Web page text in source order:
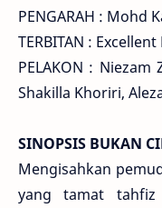
PENGARAH : Mohd
TERBITAN :
PELAKON :
Shakilla Khoriri,
SINOPSIS BUKAN
Mengisahkan
yang tamat